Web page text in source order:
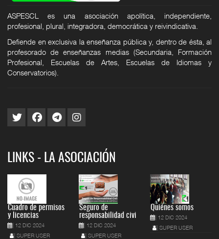
ASPESCL es una asociación apolítica, independiente,
profesional, plural, integradora, democrática y reivindicativa.
Defiende en exclusiva la enseñanza pública y, dentro de ésta, al
profesorado de enseñanzas medias (Secundaria, Formación
Profesional, Escuelas de Artes, Escuelas de Idiomas y
Conservatorios).
LINKS - LA ASOCIACIÓN
Cuadro de permisos
y licencias
12 DIC 2024
SUPER USER
Seguro de
responsabilidad civi
12 DIC 2024
SUPER USER
Quiénes somos
12 DIC 2024
SUPER USER